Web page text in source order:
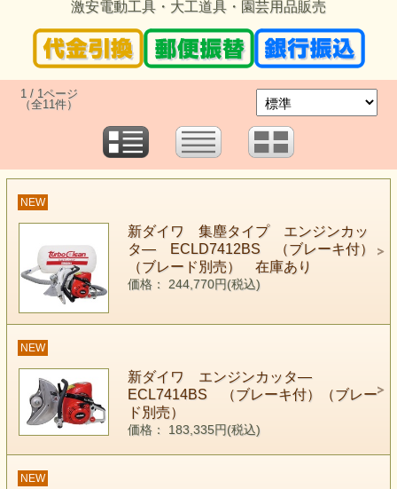
激安電動工具・大工道具・園芸用品販売
1 / 1ページ
（全11件）
NEW
新ダイワ 集塵タイプ エンジンカッ
タ― ECLD7412BS （ブレーキ付）
（ブレード別売） 在庫あり
価格： 244,770円(税込)
NEW
新ダイワ エンジンカッタ―
ECL7414BS （ブレーキ付）（ブレー
ド別売）
価格： 183,335円(税込)
NEW